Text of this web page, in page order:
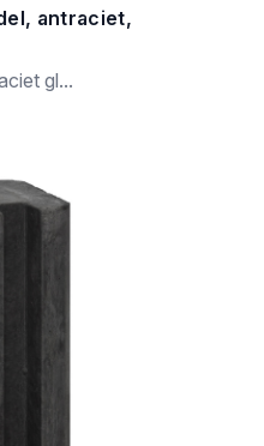
antraciet,
gl...